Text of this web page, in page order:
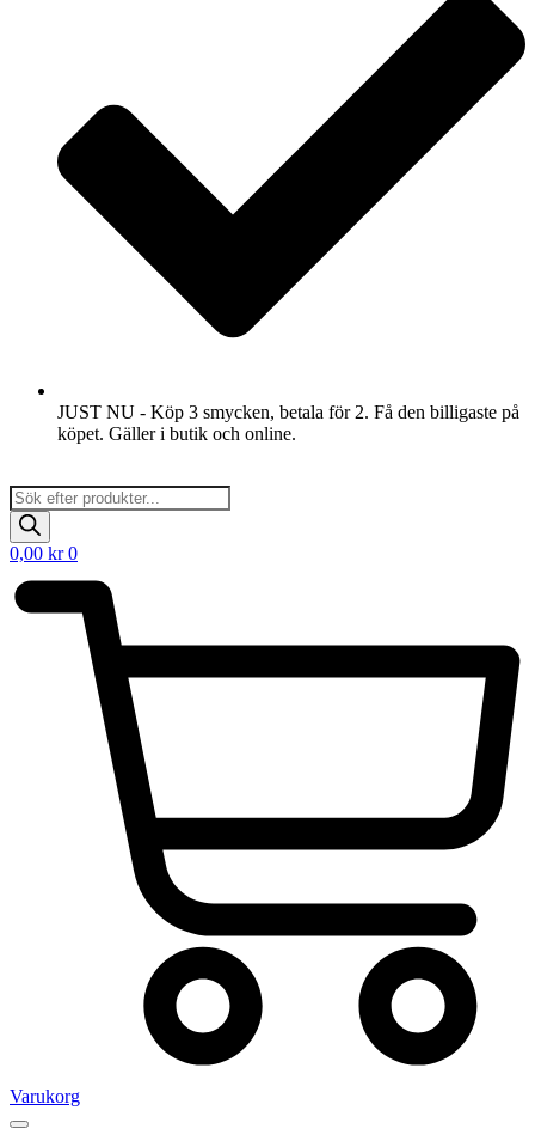
JUST NU - Köp 3 smycken, betala för 2. Få den billigaste på
köpet. Gäller i butik och online.
Products
search
0,00 kr 0
Varukorg